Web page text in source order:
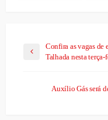
Confira as vagas de
Talhada nesta terça-
Auxílio Gás será